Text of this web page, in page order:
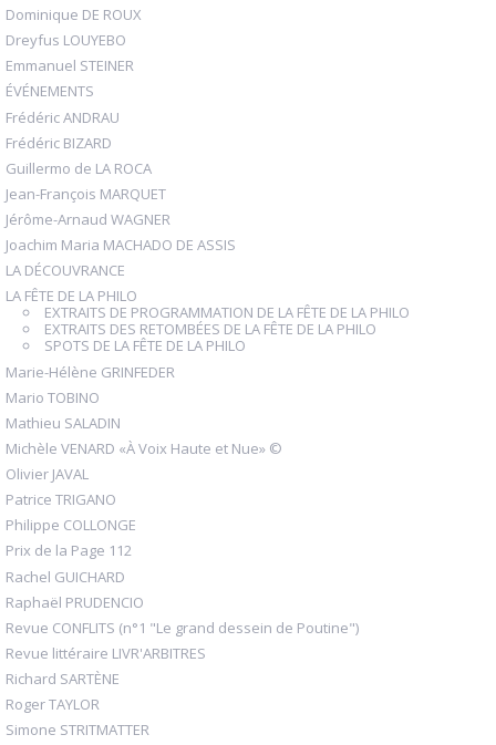
Dominique DE ROUX
Dreyfus LOUYEBO
Emmanuel STEINER
ÉVÉNEMENTS
Frédéric ANDRAU
Frédéric BIZARD
Guillermo de LA ROCA
Jean-François MARQUET
Jérôme-Arnaud WAGNER
Joachim Maria MACHADO DE ASSIS
LA DÉCOUVRANCE
LA FÊTE DE LA PHILO
EXTRAITS DE PROGRAMMATION DE LA FÊTE DE LA PHILO
EXTRAITS DES RETOMBÉES DE LA FÊTE DE LA PHILO
SPOTS DE LA FÊTE DE LA PHILO
Marie-Hélène GRINFEDER
Mario TOBINO
Mathieu SALADIN
Michèle VENARD «À Voix Haute et Nue» ©
Olivier JAVAL
Patrice TRIGANO
Philippe COLLONGE
Prix de la Page 112
Rachel GUICHARD
Raphaël PRUDENCIO
Revue CONFLITS (n°1 "Le grand dessein de Poutine")
Revue littéraire LIVR'ARBITRES
Richard SARTÈNE
Roger TAYLOR
Simone STRITMATTER